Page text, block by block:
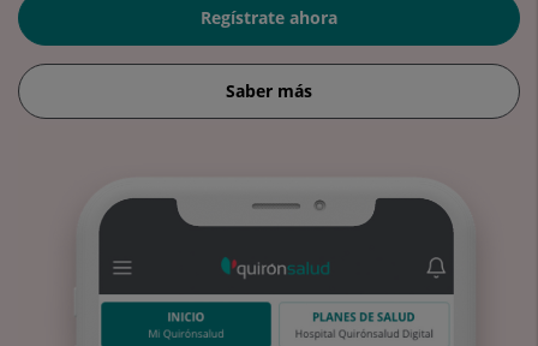
Regístrate ahora
Saber más